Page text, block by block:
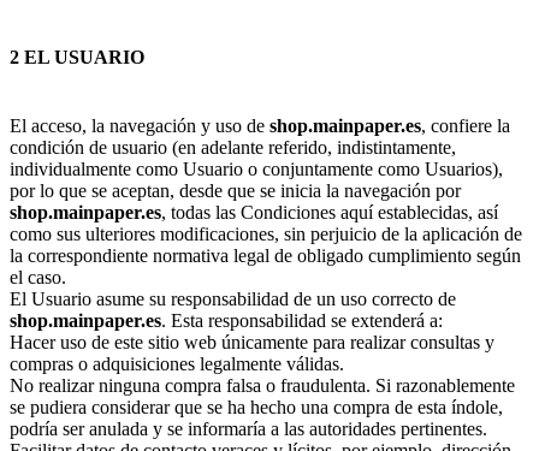
2 EL USUARIO
El acceso, la navegación y uso de shop.mainpaper.es, confiere la
condición de usuario (en adelante referido, indistintamente,
individualmente como Usuario o conjuntamente como Usuarios),
por lo que se aceptan, desde que se inicia la navegación por
shop.mainpaper.es, todas las Condiciones aquí establecidas, así
como sus ulteriores modificaciones, sin perjuicio de la aplicación de
la correspondiente normativa legal de obligado cumplimiento según
el caso.
El Usuario asume su responsabilidad de un uso correcto de
shop.mainpaper.es. Esta responsabilidad se extenderá a:
Hacer uso de este sitio web únicamente para realizar consultas y
compras o adquisiciones legalmente válidas.
No realizar ninguna compra falsa o fraudulenta. Si razonablemente
se pudiera considerar que se ha hecho una compra de esta índole,
podría ser anulada y se informaría a las autoridades pertinentes.